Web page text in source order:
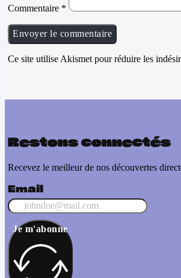
Commentaire *
Ce site utilise Akismet pour réduire les
Restons connectés
Recevez le meilleur de nos découvertes
Email
Je m'abonne